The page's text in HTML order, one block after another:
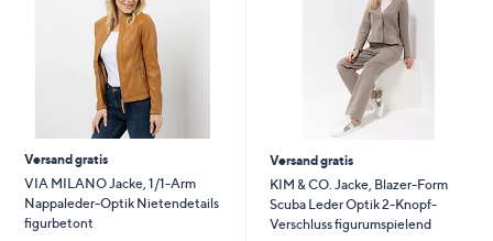
Versand gratis
VIA MILANO Jacke, 1/1-Arm
Nappaleder-Optik Nietendetails
figurbetont
Versand gratis
KIM & CO. Jacke, Blazer-Form
Scuba Leder Optik 2-Knopf-
Verschluss figurumspielend